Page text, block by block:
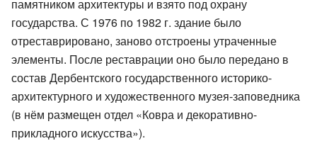
памятником архитектуры и взято под охрану
государства. С 1976 по 1982 г. здание было
отреставрировано, заново отстроены утраченные
элементы. После реставрации оно было передано в
состав Дербентского государственного историко-
архитектурного и художественного музея-заповедника
(в нём размещен отдел «Ковра и декоративно-
прикладного искусства»).